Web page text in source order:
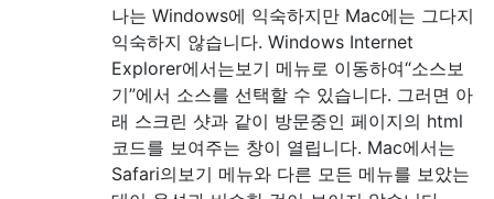
나는 Windows에 익숙하지만 Mac에는 그다지
익숙하지 않습니다. Windows Internet
Explorer에서는보기 메뉴로 이동하여“소스보
기”에서 소스를 선택할 수 있습니다. 그러면 아
래 스크린 샷과 같이 방문중인 페이지의 html
코드를 보여주는 창이 열립니다. Mac에서는
Safari의보기 메뉴와 다른 모든 메뉴를 보았는